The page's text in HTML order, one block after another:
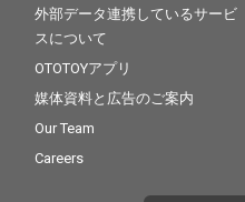
外部データ連携しているサービ
スについて
OTOTOYアプリ
媒体資料と広告のご案内
Our Team
Careers